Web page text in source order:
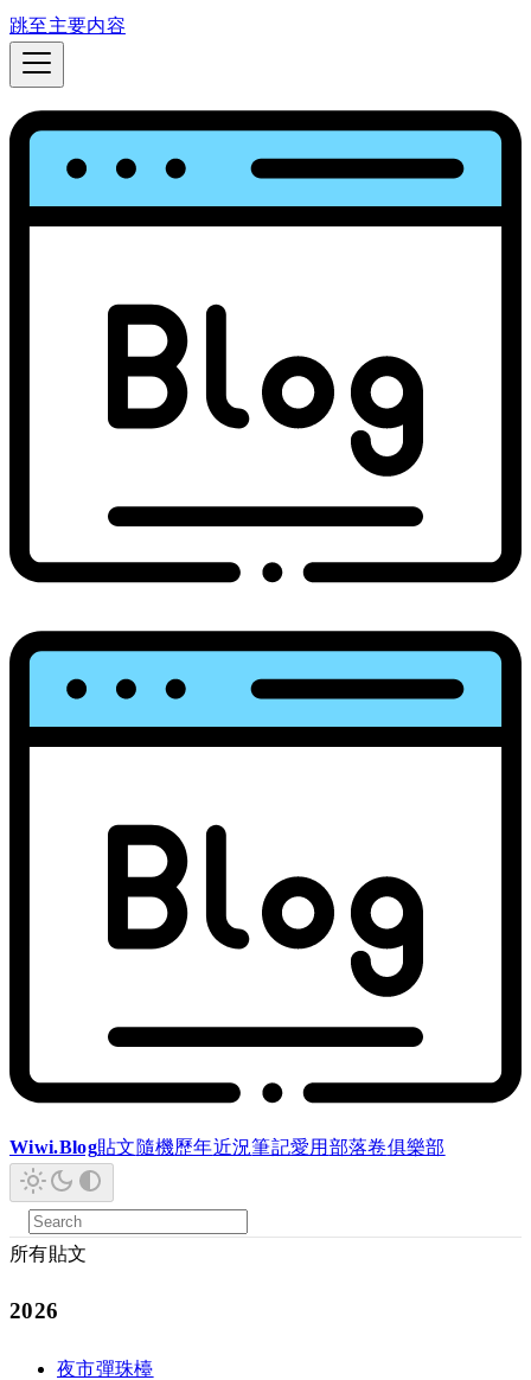
跳至主要内容
Wiwi.Blog貼文隨機歷年近況筆記愛用 部落卷俱樂部
所有貼文
2026
夜市彈珠檯